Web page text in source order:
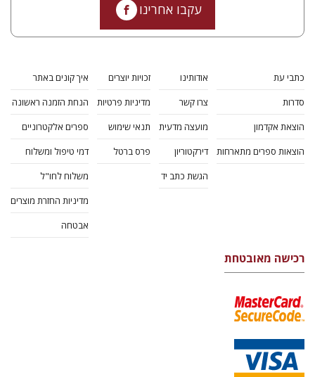
עקבו אחרינו
כתבי עת
סדרות
הוצאת אקדמון
הוצאות ספרים מתארחות
אודותינו
צרו קשר
מועצה מדעית
דירקטוריון
הגשת כתב יד
זכויות יוצרים
מדיניות פרטיות
תנאי שימוש
פרס ברטל
איך קונים באתר
הנחת הזמנה ראשונה
ספרים אלקטרוניים
דמי טיפול ומשלוח
משלוח לחו"ל
מדיניות החזרת מוצרים
אבטחה
רכישה מאובטחת